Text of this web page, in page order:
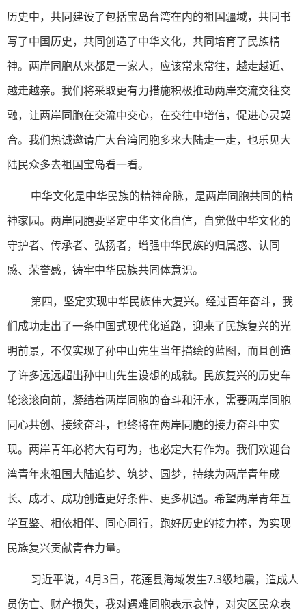
历史中，共同建设了包括宝岛台湾在内的祖国疆域，共同书
写了中国历史，共同创造了中华文化，共同培育了民族精
神。两岸同胞从来都是一家人，应该常来常往，越走越近、
越走越亲。我们将采取更有力措施积极推动两岸交流交往交
融，让两岸同胞在交流中交心，在交往中增信，促进心灵契
合。我们热诚邀请广大台湾同胞多来大陆走一走，也乐见大
陆民众多去祖国宝岛看一看。
中华文化是中华民族的精神命脉，是两岸同胞共同的精
神家园。两岸同胞要坚定中华文化自信，自觉做中华文化的
守护者、传承者、弘扬者，增强中华民族的归属感、认同
感、荣誉感，铸牢中华民族共同体意识。
第四，坚定实现中华民族伟大复兴。经过百年奋斗，我
们成功走出了一条中国式现代化道路，迎来了民族复兴的光
明前景，不仅实现了孙中山先生当年描绘的蓝图，而且创造
了许多远远超出孙中山先生设想的成就。民族复兴的历史车
轮滚滚向前，凝结着两岸同胞的奋斗和汗水，需要两岸同胞
同心共创、接续奋斗，也终将在两岸同胞的接力奋斗中实
现。两岸青年必将大有可为，也必定大有作为。我们欢迎台
湾青年来祖国大陆追梦、筑梦、圆梦，持续为两岸青年成
长、成才、成功创造更好条件、更多机遇。希望两岸青年互
学互鉴、相依相伴、同心同行，跑好历史的接力棒，为实现
民族复兴贡献青春力量。
习近平说，4月3日，花莲县海域发生7.3级地震，造成人
员伤亡、财产损失，我对遇难同胞表示哀悼，对灾区民众表